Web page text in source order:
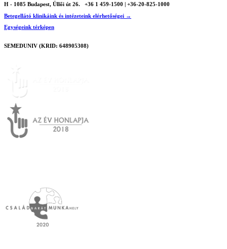
H - 1085 Budapest, Üllői út 26.
+36 1 459-1500 | +36-20-825-1000
Betegellátó klinikáink és intézeteink elérhetőségei →
Egységeink térképen
SEMEDUNIV (KRID: 648905308)